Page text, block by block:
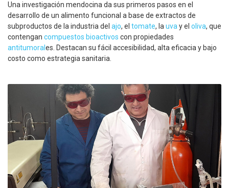
Una investigación mendocina da sus primeros pasos en el
desarrollo de un alimento funcional a base de extractos de
subproductos de la industria del ajo, el tomate, la uva y el oliva, que
contengan compuestos bioactivos con propiedades
antitumoral es. Destacan su fácil accesibilidad, alta eficacia y bajo
costo como estrategia sanitaria.